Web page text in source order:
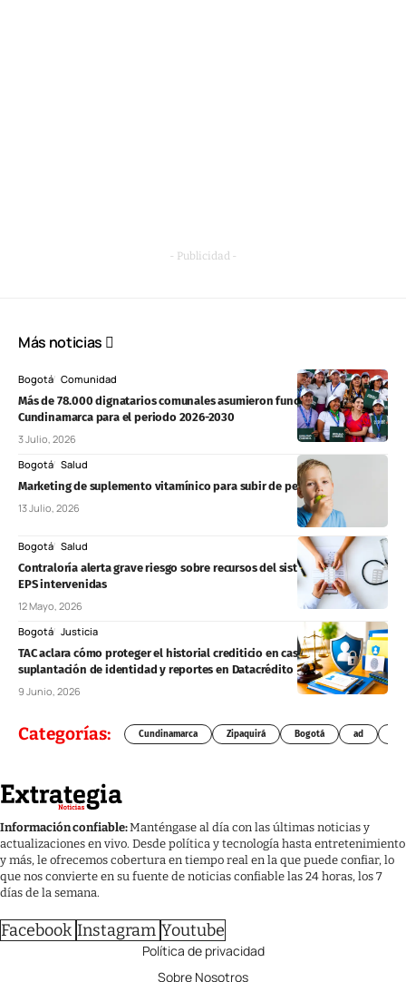
- Publicidad -
Más noticias
Bogotá Comunidad
Más de 78.000 dignatarios comunales asumieron funciones en
Cundinamarca para el periodo 2026-2030
3 Julio, 2026
Bogotá Salud
Marketing de suplemento vitamínico para subir de peso niños
13 Julio, 2026
Bogotá Salud
Contraloría alerta grave riesgo sobre recursos del sistema de salud en
EPS intervenidas
12 Mayo, 2026
Bogotá Justicia
TAC aclara cómo proteger el historial crediticio en casos de
suplantación de identidad y reportes en Datacrédito
9 Junio, 2026
Categorías: Cundinamarca Zipaquirá Bogotá ad
Información confiable:Manténgase al día con las últimas noticias y
actualizaciones en vivo. Desde política y tecnología hasta entretenimiento
y más, le ofrecemos cobertura en tiempo real en la que puede confiar, lo
que nos convierte en su fuente de noticias confiable las 24 horas, los 7
días de la semana.
Facebook Instagram Youtube
Política de privacidad
Sobre Nosotros